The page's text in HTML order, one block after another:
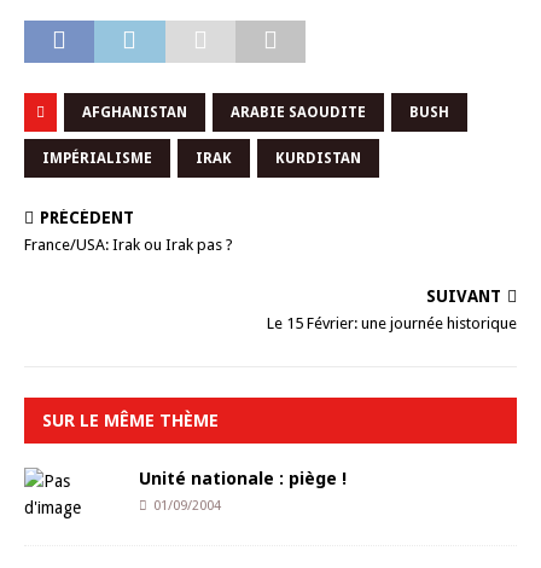
AFGHANISTAN ARABIE SAOUDITE BUSH
IMPÉRIALISME IRAK KURDISTAN
PRÉCÉDENT
France/USA: Irak ou Irak pas ?
SUIVANT
Le 15 Février: une journée historique
SUR LE MÊME THÈME
Unité nationale : piège !
01/09/2004